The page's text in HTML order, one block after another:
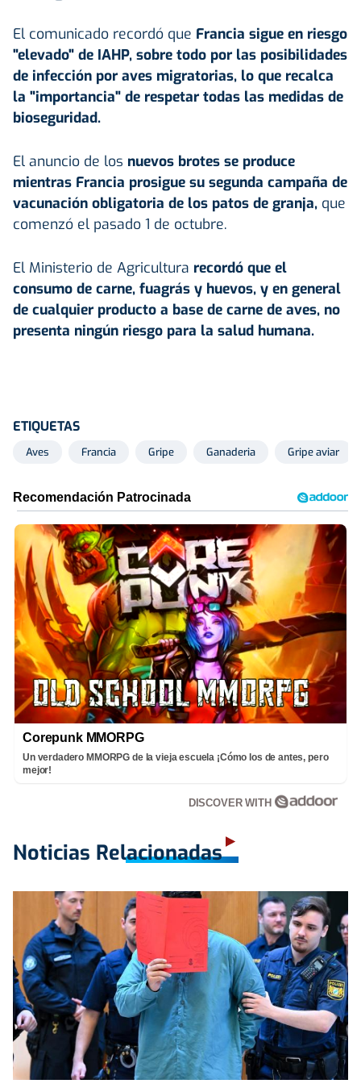
El comunicado recordó que Francia sigue en riesgo
"elevado" de IAHP, sobre todo por las posibilidades
de infección por aves migratorias, lo que recalca
la "importancia" de respetar todas las medidas de
bioseguridad.
El anuncio de los nuevos brotes se produce
mientras Francia prosigue su segunda campaña de
vacunación obligatoria de los patos de granja, que
comenzó el pasado 1 de octubre.
El Ministerio de Agricultura recordó que el
consumo de carne, fuagrás y huevos, y en general
de cualquier producto a base de carne de aves, no
presenta ningún riesgo para la salud humana.
ETIQUETAS
Aves Francia Gripe Ganaderia Gripe aviar
Corepunk MMORPG
Un verdadero MMORPG de la vieja escuela ¡Cómo los de antes, pero
mejor!
DISCOVER WITH
Noticias Relacionadas